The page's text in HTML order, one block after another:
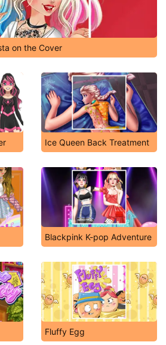
on the Cover
Ice Queen Back Treatment
Blackpink K-pop Adventure
Fluffy Egg